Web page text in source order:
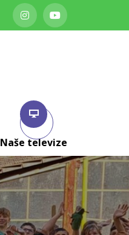
Naše televize